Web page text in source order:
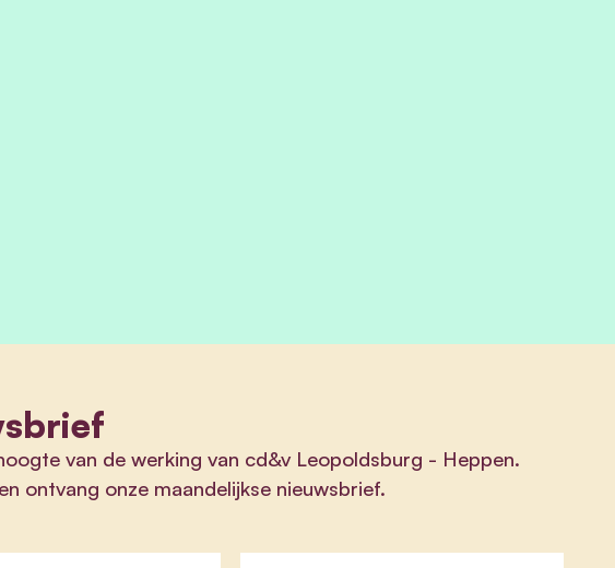
van de werking van cd&v Leopoldsburg - Heppen.
ontvang onze maandelijkse nieuwsbrief.